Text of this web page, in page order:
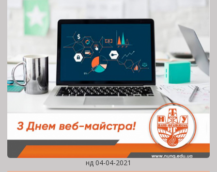
нд 04-04-2021